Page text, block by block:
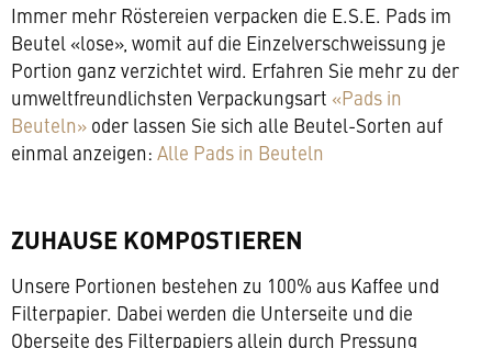
Immer mehr Röstereien verpacken die E.S.E. Pads im
Beutel «lose», womit auf die Einzelverschweissung je
Portion ganz verzichtet wird. Erfahren Sie mehr zu der
umweltfreundlichsten Verpackungsart «Pads in
Beuteln» oder lassen Sie sich alle Beutel-Sorten auf
einmal anzeigen: Alle Pads in Beuteln
ZUHAUSE KOMPOSTIEREN
Unsere Portionen bestehen zu 100% aus Kaffee und
Filterpapier. Dabei werden die Unterseite und die
Oberseite des Filterpapiers allein durch Pressung